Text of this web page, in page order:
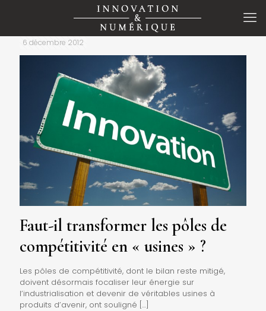
6 décembre 2012
Faut-il transformer les pôles de
compétitivité en « usines » ?
Les pôles de compétitivité, dont le bilan reste mitigé,
doivent désormais focaliser leur énergie sur
l’industrialisation et devenir de véritables usines à
produits d’avenir, ont souligné […]